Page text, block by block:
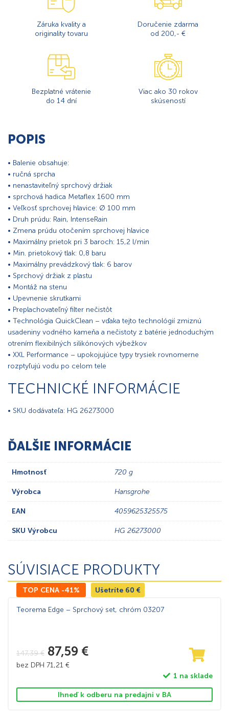
Záruka kvality a
originality tovaru
Doručenie zdarma
od 200,- €
Bezplatné vrátenie
do 14 dní
Viac ako 30 rokov
skúseností
POPIS
• Balenie obsahuje:
• ručná sprcha
• nenastaviteľný sprchový držiak
• sprchová hadica Metaflex 1600 mm
• Veľkosť sprchovej hlavice: Ø 100 mm
• Druh prúdu: Rain, IntenseRain
• Zmena prúdu otočením sprchovej hlavice
• Maximálny prietok pri 3 baroch: 15,2 l/min
• Min. prietokový tlak: 0,8 baru
• Maximálny prevádzkový tlak: 6 barov
• Sprchový držiak z plastu
• Montáž na stenu
• Upevnenie skrutkami
• Preplachovateľný filter nečistôt
• Technológia QuickClean – vďaka tejto technológií zmiznú
usadeniny vodného kameňa a nečistoty z batérie jednoduchým
otrením flexibilných silikónových výbežkov
• XXL Performance – upokojujúce typy trysiek rovnomerne
rozptyľujú vodu po celom tele
TECHNICKÉ INFORMÁCIE
• SKU dodávateľa: HG 26273000
ĎALŠIE INFORMÁCIE
Hmotnosť 720 g
Výrobca Hansgrohe
EAN 4059625325575
SKU Výrobcu HG 26273000
SÚVISIACE PRODUKTY
TOP CENA -41% Ušetríte 60 €
Teorema Edge – Sprchový set, chróm 03207
147,39€ 87,59 €
bez DPH 71,21 €
1 na sklade
Ihneď k odberu na predajni v BA